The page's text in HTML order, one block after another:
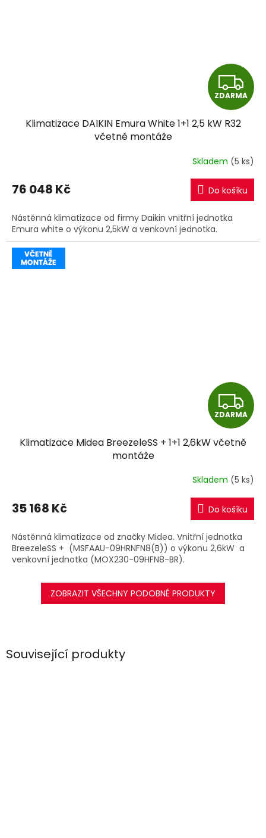
Související produkty
Z
D
R
M
A
ZDARMA
Klimatizace DAIKIN Emura White 1+1 2,5 kW R32
včetně montáže
Skladem (5 ks)
76 048 Kč Do košíku
Nástěnná klimatizace od firmy Daikin vnitřní jednotka
Emura white o výkonu 2,5kW a venkovní jednotka.
Z
D
A
R
M
A
ZDARMA
Klimatizace Midea BreezeleSS + 1+1 2,6kW včetně
montáže
Skladem (5 ks)
35 168 Kč Do košíku
Nástěnná klimatizace od značky Midea. Vnitřní jednotka
BreezeleSS + (MSFAAU-09HRNFN8(B)) o výkonu 2,6kW a
venkovní jednotka (MOX230-09HFN8-BR).
ZOBRAZIT VŠECHNY PODOBNÉ PRODUKTY